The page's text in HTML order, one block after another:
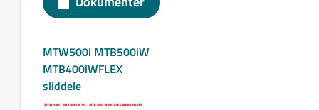
TTB 80P G/ TTB 180P W
TTB 160P G/ TTB 300P W
TTB 220A G/ TTB 400AW
TTB 220P G / TTB 400P W
TTB 500P
MTW500i MTB500iW
MTB400iWFLEX
sliddele